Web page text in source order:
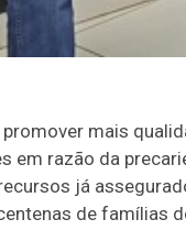
mais
razão da
já
de famílias